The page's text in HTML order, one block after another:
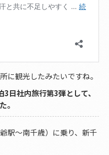
に観光したみたいですね。
日社内旅行第3弾として、
。
駅～南千歳）に乗り、新千